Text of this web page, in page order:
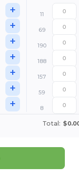
+
11
+
69
+
190
+
188
+
157
+
59
+ 8
Total: